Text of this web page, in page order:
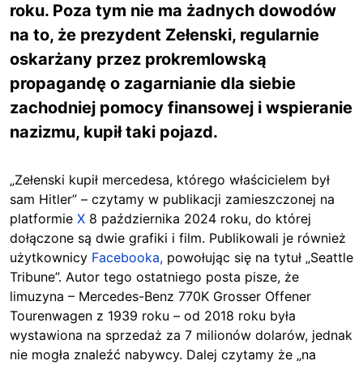
roku. Poza tym nie ma żadnych dowodów
na to, że prezydent Zełenski, regularnie
oskarżany przez prokremlowską
propagandę o zagarnianie dla siebie
zachodniej pomocy finansowej i wspieranie
nazizmu, kupił taki pojazd.
„Zełenski kupił mercedesa, którego właścicielem był
sam Hitler” – czytamy w publikacji zamieszczonej na
platformie X 8 października 2024 roku, do której
dołączone są dwie grafiki i film. Publikowali je również
użytkownicy Facebooka, powołując się na tytuł „Seattle
Tribune”. Autor tego ostatniego posta pisze, że
limuzyna – Mercedes-Benz 770K Grosser Offener
Tourenwagen z 1939 roku – od 2018 roku była
wystawiona na sprzedaż za 7 milionów dolarów, jednak
nie mogła znaleźć nabywcy. Dalej czytamy że „na